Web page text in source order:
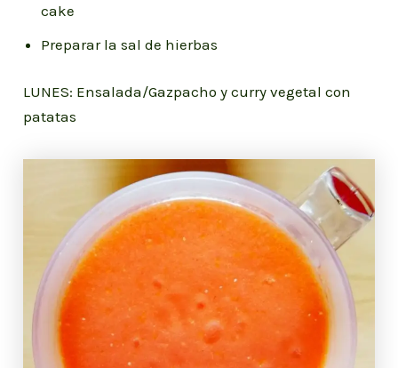
cake
Preparar la sal de hierbas
LUNES: Ensalada/Gazpacho y curry vegetal con
patatas